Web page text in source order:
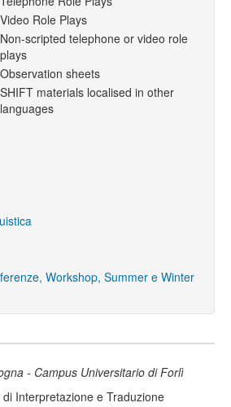
Video Role Plays
Non-scripted telephone or video role
plays
Observation sheets
SHIFT materials localised in other
languages
Workshop, Summer e Winter
- Campus Universitario di Forlì
Interpretazione e Traduzione